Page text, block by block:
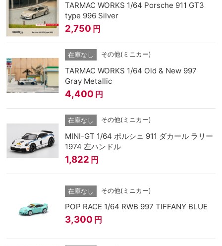
TARMAC WORKS 1/64 Porsche 911 GT3
type 996 Silver
2,750 円
在庫なし その他(ミニカー)
TARMAC WORKS 1/64 Old & New 997
Gray Metallic
4,400 円
在庫なし その他(ミニカー)
MINI-GT 1/64 ポルシェ 911 ダカール ラリー
1974 左ハンドル
1,822 円
在庫なし その他(ミニカー)
POP RACE 1/64 RWB 997 TIFFANY BLUE
3,300 円